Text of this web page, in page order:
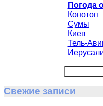
Погода
Конотоп
Сумы
Киев
Тель-
Свежие записи